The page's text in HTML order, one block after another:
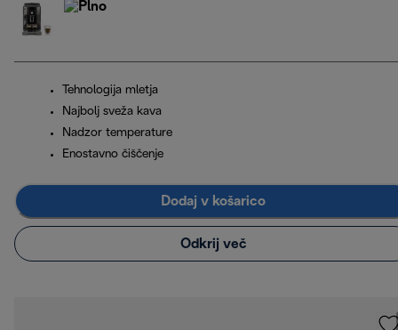
Tehnologija mletja
Najbolj sveža kava
Nadzor temperature
Enostavno čiščenje
Dodaj v košarico
Odkrij več